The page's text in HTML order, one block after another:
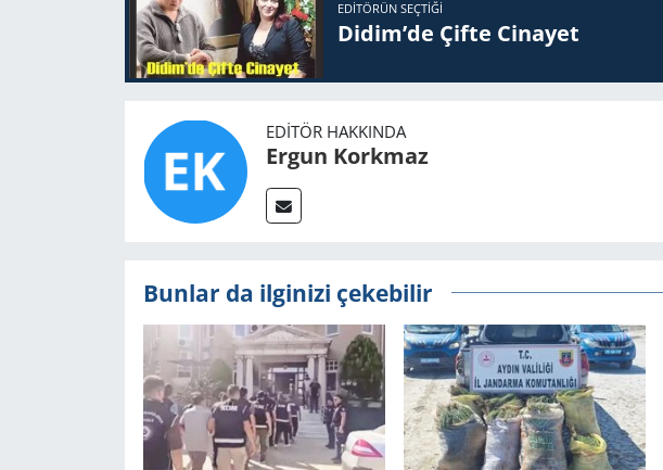
EDITÖRÜN SEÇTIĞI
Didim’de Çifte Ci­na­yet
EDITÖR HAKKINDA
Ergun Korkmaz
Bunlar da ilginizi çekebilir